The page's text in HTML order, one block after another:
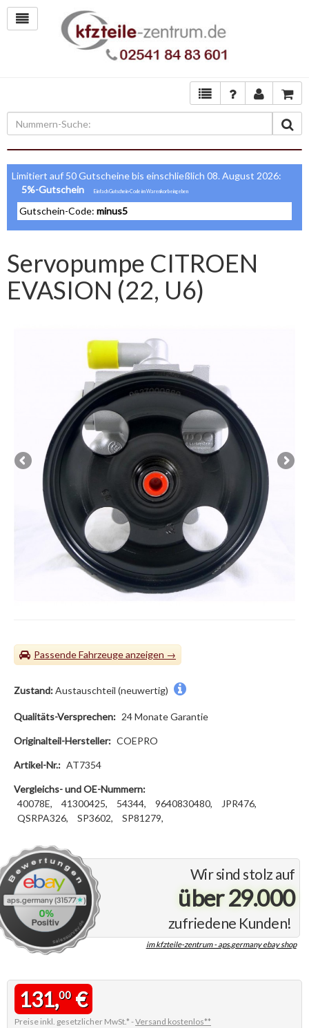
Limitiert auf 50 Gutscheine bis einschließlich 08. August 2026:
5%-Gutschein
Gutschein-Code: minus5
Servopumpe CITROEN
EVASION (22, U6)
Passende Fahrzeuge
Wir sind stolz auf
über 29.000
zufriedene Kunden!
im kfzteile-zentrum - aps.germany ebay shop
Zustand:Austauschteil (neuwertig)
Qualitäts-Versprechen: 24 Monate Garantie
Originalteil-Hersteller: COEPRO
Artikel-Nr.: AT7354
Vergleichs- und OE-Nummern:
40078E,
41300425, 54344, 9640830480,
JPR476,
QSRPA326,
SP3602, SP81279,
131,00€
Preise inkl. gesetzlicher MwSt.* -Versand kostenlos**